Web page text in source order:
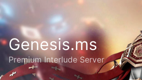
Genesis.ms
Premium Interlude Server